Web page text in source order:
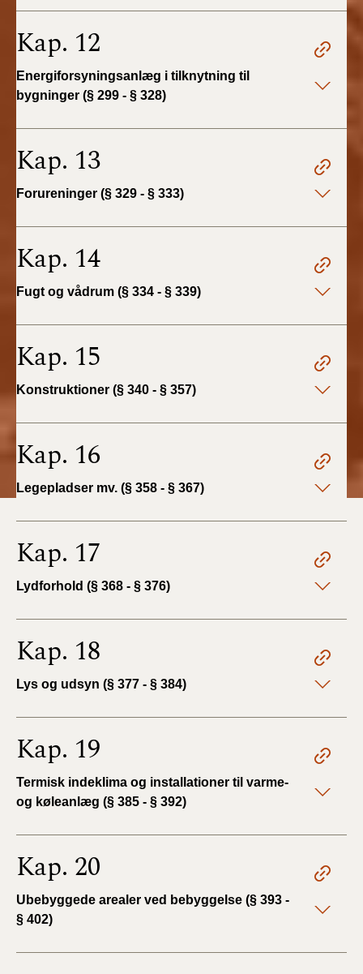
Kap. 12
Energiforsyningsanlæg i tilknytning til
bygninger (§ 299 - § 328)
Kap. 13
Forureninger (§ 329 - § 333)
Kap. 14
Fugt og vådrum (§ 334 - § 339)
Kap. 15
Konstruktioner (§ 340 - § 357)
Kap. 16
Legepladser mv. (§ 358 - § 367)
Kap. 17
Lydforhold (§ 368 - § 376)
Kap. 18
Lys og udsyn (§ 377 - § 384)
Kap. 19
Termisk indeklima og installationer til varme-
og køleanlæg (§ 385 - § 392)
Kap. 20
Ubebyggede arealer ved bebyggelse (§ 393 -
§ 402)